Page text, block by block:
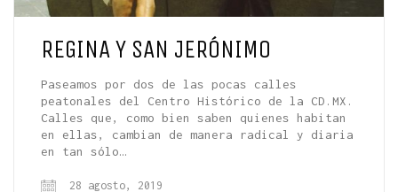
REGINA Y SAN JERÓNIMO
Paseamos por dos de las pocas calles
peatonales del Centro Histórico de la CD.MX.
Calles que, como bien saben quienes habitan
en ellas, cambian de manera radical y diaria
en tan sólo…
28 agosto, 2019